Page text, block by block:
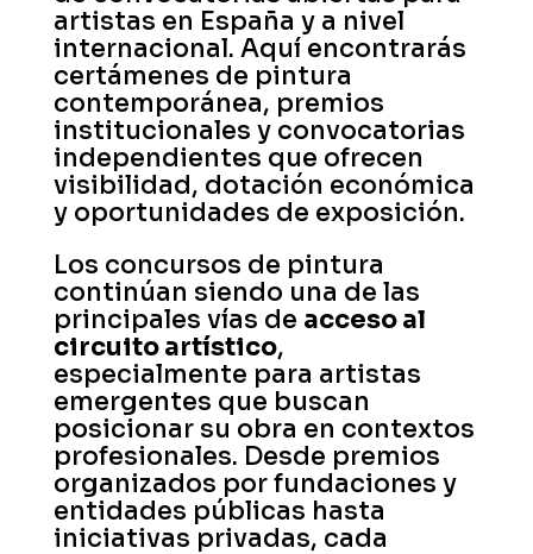
artistas en España y a nivel
internacional. Aquí encontrarás
certámenes de pintura
contemporánea, premios
institucionales y convocatorias
independientes que ofrecen
visibilidad, dotación económica
y oportunidades de exposición.
Los concursos de pintura
continúan siendo una de las
principales vías de acceso al
circuito artístico,
especialmente para artistas
emergentes que buscan
posicionar su obra en contextos
profesionales. Desde premios
organizados por fundaciones y
entidades públicas hasta
iniciativas privadas, cada